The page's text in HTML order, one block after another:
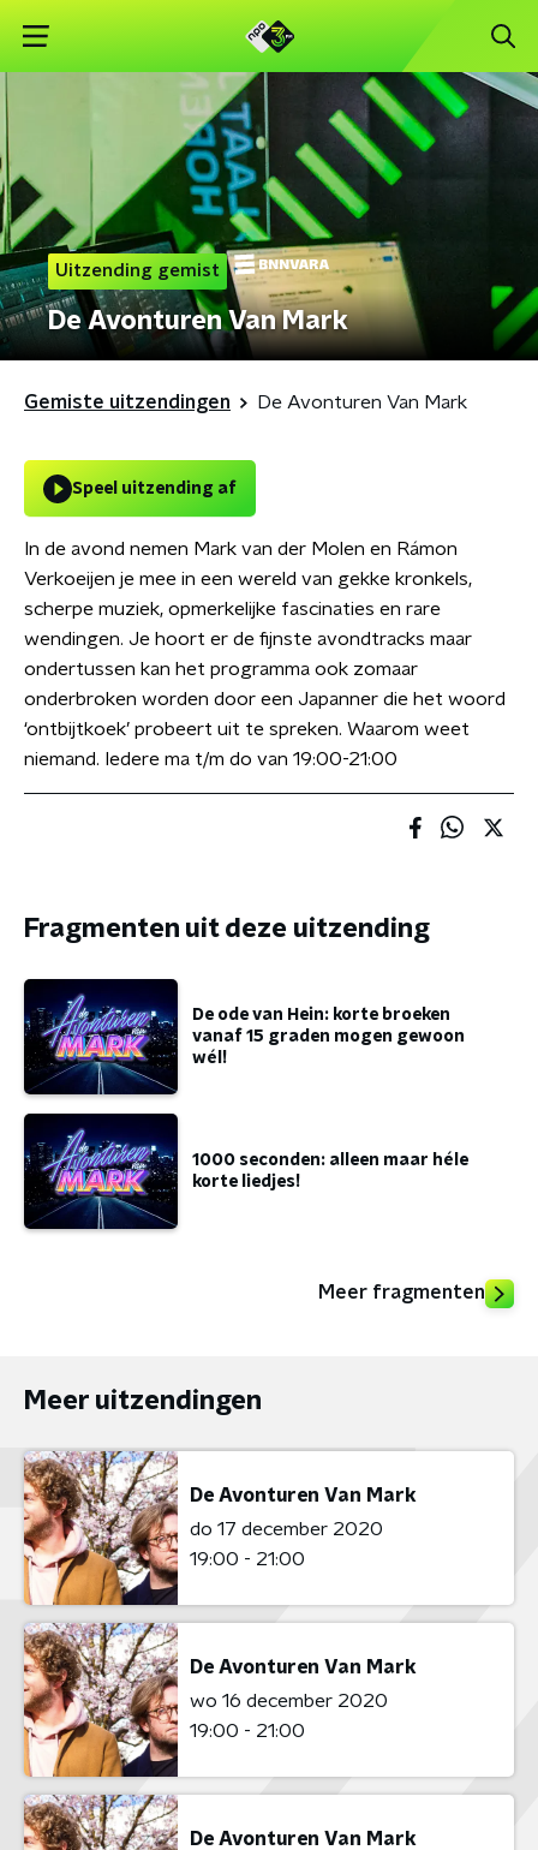
Uitzending gemist
De Avonturen Van Mark
Gemiste uitzendingen De Avonturen Van Mark
Speel uitzending af
In de avond nemen Mark van der Molen en Rámon
Verkoeijen je mee in een wereld van gekke kronkels,
scherpe muziek, opmerkelijke fascinaties en rare
wendingen. Je hoort er de fijnste avondtracks maar
ondertussen kan het programma ook zomaar
onderbroken worden door een Japanner die het woord
‘ontbijtkoek’ probeert uit te spreken. Waarom weet
niemand. Iedere ma t/m do van 19:00-21:00
Fragmenten uit deze uitzending
De ode van Hein: korte broeken
vanaf 15 graden mogen gewoon
wél!
1000 seconden: alleen maar héle
korte liedjes!
Meer fragmenten
Meer uitzendingen
De Avonturen Van Mark
do 17 december 2020
19:00 - 21:00
De Avonturen Van Mark
wo 16 december 2020
19:00 - 21:00
De Avonturen Van Mark